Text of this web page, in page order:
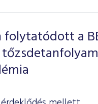
folytatódott a